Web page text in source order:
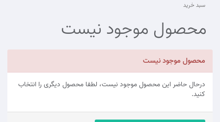
سبد خرید
محصول موجود نیست
محصول موجود نیست
درحال حاضر این محصول موجود نیست، لطفا محصول دیگری را انتخاب
کنید.